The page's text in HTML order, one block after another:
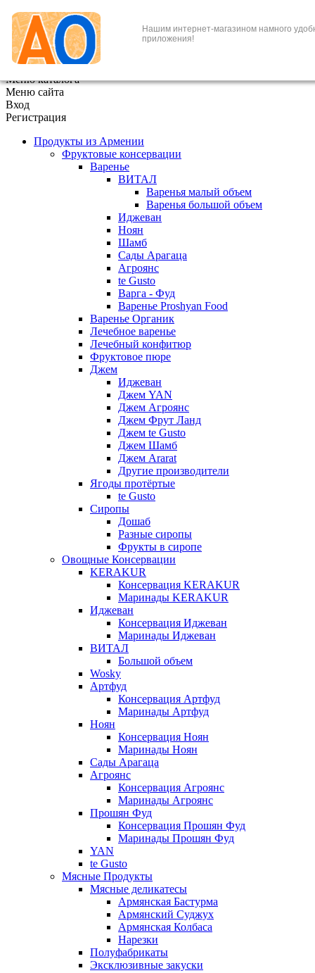
Нашим интернет-магазином намного
приложения!
+7 (495) 646-888-1
В корзине 0
товаров
Меню каталога
Меню сайта
Вход
Регистрация
Продукты из Армении
Фруктовые консервации
Варенье
ВИТАЛ
Варенья малый объем
Варенья большой объем
Иджеван
Ноян
Шамб
Сады Арагаца
Агроянс
te Gusto
Варга - Фуд
Варенье Proshyan Food
Варенье Органик
Лечебное варенье
Лечебный конфитюр
Фруктовое пюре
Джем
Иджеван
Джем YAN
Джем Агроянс
Джем Фрут Ланд
Джем te Gusto
Джем Шамб
Джем Ararat
Другие производители
Ягоды протёртые
te Gusto
Сиропы
Дошаб
Разные сиропы
Фрукты в сиропе
Овощные Консервации
KERAKUR
Консервация KERAKUR
Маринады KERAKUR
Иджеван
Консервация Иджеван
Маринады Иджеван
ВИТАЛ
Большой объем
Wosky
Артфуд
Консервация Артфуд
Маринады Артфуд
Ноян
Консервация Ноян
Маринады Ноян
Сады Арагаца
Агроянс
Консервация Агроянс
Маринады Агроянс
Прошян Фуд
Консервация Прошян Фуд
Маринады Прошян Фуд
YAN
te Gusto
Мясные Продукты
Мясные деликатесы
Армянская Бастурма
Армянский Суджух
Армянская Колбаса
Нарезки
Полуфабрикаты
Эксклюзивные закуски